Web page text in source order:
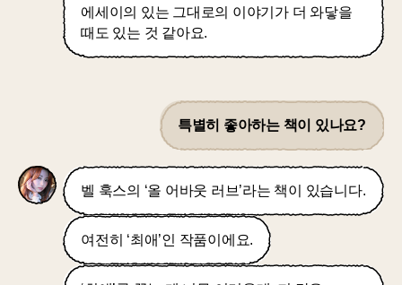
에세이의 있는 그대로의 이야기가 더 와닿을
때도 있는 것 같아요.
특별히 좋아하는 책이 있나요?
벨 훅스의 ‘올 어바웃 러브’라는 책이 있습니다.
여전히 ‘최애’인 작품이에요.